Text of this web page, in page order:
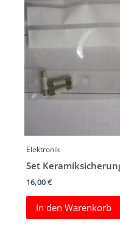
Elektronik
Set
16,00€
In den Warenkorb